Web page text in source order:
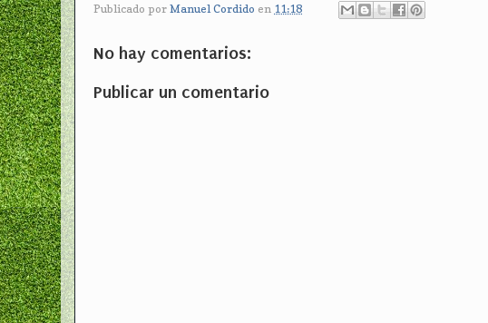
Publicado por Manuel Cordido en 11:18
No hay comentarios:
Publicar un comentario